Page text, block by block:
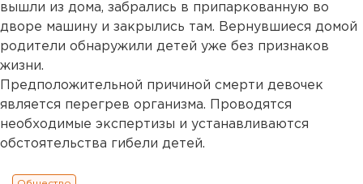
вышли из дома, забрались в припаркованную во
дворе машину и закрылись там. Вернувшиеся домой
родители обнаружили детей уже без признаков
жизни.
Предположительной причиной смерти девочек
является перегрев организма. Проводятся
необходимые экспертизы и устанавливаются
обстоятельства гибели детей.